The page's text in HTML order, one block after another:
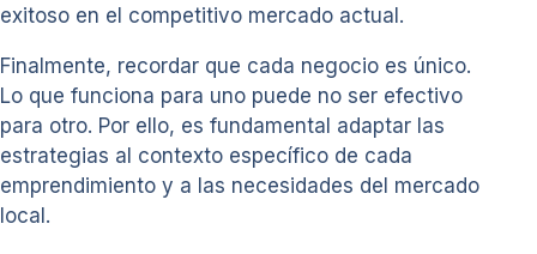
exitoso en el competitivo mercado actual.
Finalmente, recordar que cada negocio es único.
Lo que funciona para uno puede no ser efectivo
para otro. Por ello, es fundamental adaptar las
estrategias al contexto específico de cada
emprendimiento y a las necesidades del mercado
local.